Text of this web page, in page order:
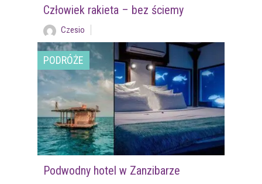
Człowiek rakieta – bez ściemy
Czesio
PODRÓŻE
Podwodny hotel w Zanzibarze